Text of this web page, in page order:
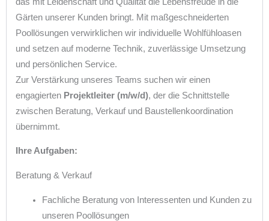
Gärten unserer Kunden bringt. Mit maßgeschneiderten
Poollösungen verwirklichen wir individuelle Wohlfühloasen
und setzen auf moderne Technik, zuverlässige Umsetzung
und persönlichen Service.
Zur Verstärkung unseres Teams suchen wir einen
engagierten Projektleiter (m/w/d), der die Schnittstelle
zwischen Beratung, Verkauf und Baustellenkoordination
übernimmt.
Ihre Aufgaben:
Beratung & Verkauf
Fachliche Beratung von Interessenten und Kunden zu
unseren Poollösungen